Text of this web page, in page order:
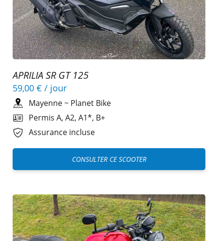
APRILIA SR GT 125
59,00 € / jour
Mayenne~ Planet Bike
Permis A, A2, A1*, B+
Assurance incluse
CONSULTER CE SCOOTER